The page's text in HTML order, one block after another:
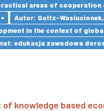
areas of
Autor: Goltz-Wasiucionek,
in the context of
edukacja zawodowa
knowledge based